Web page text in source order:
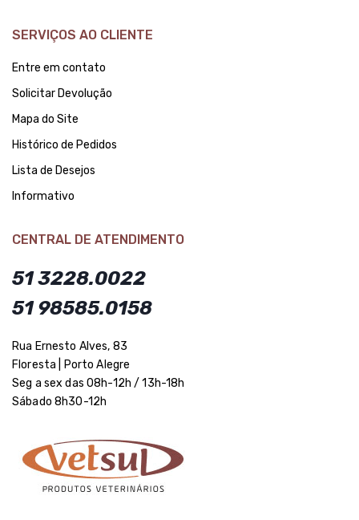
SERVIÇOS AO CLIENTE
Entre em contato
Solicitar Devolução
Mapa do Site
Histórico de Pedidos
Lista de Desejos
Informativo
CENTRAL DE ATENDIMENTO
51 3228.0022
51 98585.0158
Rua Ernesto Alves, 83
Floresta | Porto Alegre
Seg a sex das 08h-12h / 13h-18h
Sábado 8h30-12h